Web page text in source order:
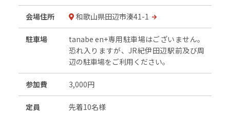
会場住所 和歌山県田辺市湊41-1
駐車場
tanabe en+専用駐車場はございません。
恐れ入りますが、JR紀伊田辺駅前及び周
辺の駐車場をご利用ください。
参加費 3,000円
定員 先着10名様